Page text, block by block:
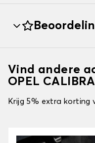
Vind andere
OPEL CALIBRA
Krijg 5% extra korting